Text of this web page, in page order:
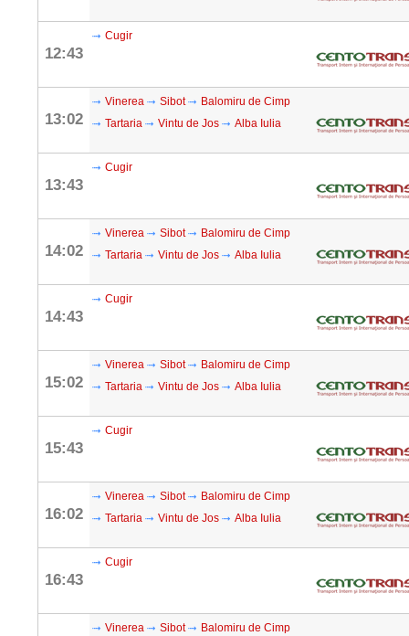
12:43
Cugir
13:02
Vinerea Sibot
Balomiru de Cimp
Tartaria
Vintu de Jos Alba Iulia
13:43
Cugir
14:02
Vinerea Sibot
Balomiru de Cimp
Tartaria
Vintu de Jos Alba Iulia
14:43
Cugir
15:02
Vinerea Sibot
Balomiru de Cimp
Tartaria
Vintu de Jos Alba Iulia
15:43
Cugir
16:02
Vinerea Sibot
Balomiru de Cimp
Tartaria
Vintu de Jos Alba Iulia
16:43
Cugir
Vinerea Sibot
Balomiru de Cimp